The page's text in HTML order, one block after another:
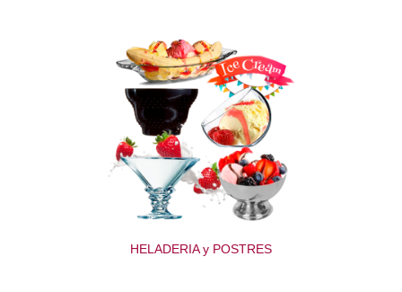
HELADERIA y POSTRES